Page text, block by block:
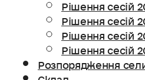
Рішення сесій
Рішення сесій
Рішення сесій
Рішення сесій
Розпорядження